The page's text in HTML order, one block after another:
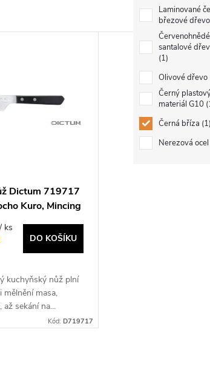
Laminované
březové
Červenohnědé
santalové
1
Olivové dřevo
Černý
materiál G10
Černá bříza 1
Nerezová ocel
Dictum 719717
Kuro, Mincing
/ ks
DO KOŠÍKU
kuchyňský nůž plní
masa,
až sekání na...
Kód:D719717